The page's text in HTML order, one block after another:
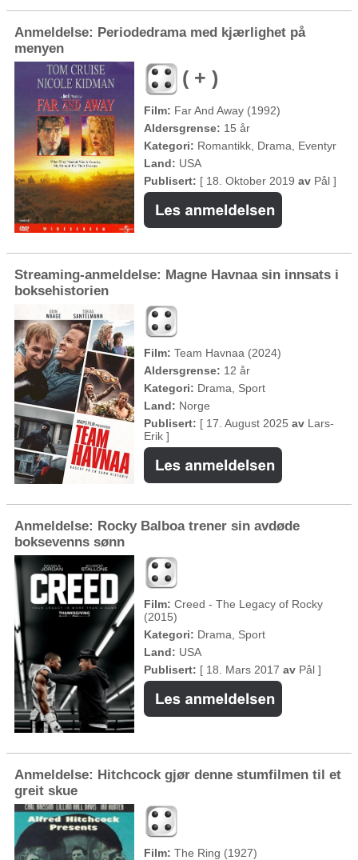
Anmeldelse: Periodedrama med kjærlighet på
menyen
( + )
Film: Far And Away (1992)
Aldersgrense: 15 år
Kategori: Romantikk, Drama, Eventyr
Land: USA
Publisert: [ 18. Oktober 2019 av Pål ]
Streaming-anmeldelse: Magne Havnaa sin innsats i
boksehistorien
Film: Team Havnaa (2024)
Aldersgrense: 12 år
Kategori: Drama, Sport
Land: Norge
Publisert: [ 17. August 2025 av Lars-
Erik ]
Anmeldelse: Rocky Balboa trener sin avdøde
boksevenns sønn
Film: Creed - The Legacy of Rocky
(2015)
Kategori: Drama, Sport
Land: USA
Publisert: [ 18. Mars 2017 av Pål ]
Anmeldelse: Hitchcock gjør denne stumfilmen til et
greit skue
Film: The Ring (1927)